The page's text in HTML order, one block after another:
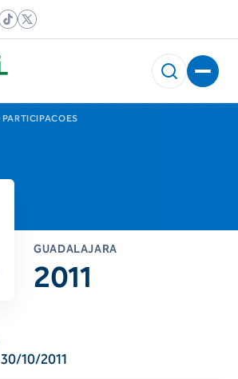
PARTICIPACOES
GUADALAJARA
2011
30/10/2011